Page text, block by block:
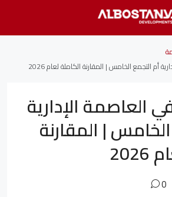
أم التجمع الخامس | المقارنة الكاملة لعام 2026
العاصمة الإدارية
| المقارنة
0